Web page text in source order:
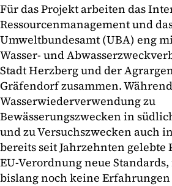
Für das Projekt arbeiten das
Ressourcenmanagement und
Umweltbundesamt (UBA) eng
Wasser- und
Stadt Herzberg und der
Gräfendorf zusammen.
Wasserwiederverwendung zu
Bewässerungszwecken in
und zu Versuchszwecken auch
bereits seit Jahrzehnten gelebte
EU-Verordnung neue
bislang noch keine